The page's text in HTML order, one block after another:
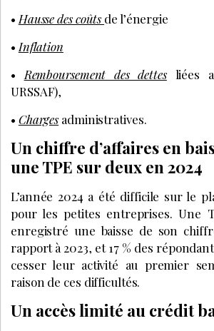
•Hausse des coûtsde l’énergie
•Inflation
•Remboursement des dettesliées
URSSAF),
• Chargesadministratives.
Un chiffre d’affaires en
une TPE sur deux en 2024
L’année 2024 a été difficile sur le
pour les petites entreprises. Une
enregistré une baisse de son
rapport à 2023, et 17 % des
cesser leur activité au premier
raison de ces difficultés.
Un accès limité au crédit